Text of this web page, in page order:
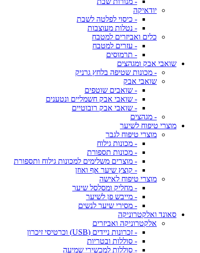
יודאיקה
- כיסוי לפלטה לשבת
- נטלות מעוצבות
כלים ואביזרים למטבח
- עזרים למטבח
- תרמוסים
שואבי אבק ומגהצים
- מכונות שטיפה בלחץ גרניק
שואבי אבק
- שואבים שוטפים
- שואבי אבק חשמליים ונטענים
- שואבי אבק רובוטיים
- מגהצים
מוצרי טיפוח לשיער
מוצרי טיפוח לגבר
- מכונות גילוח
- מכונות תספורת
- מוצרים משלימים למכונות גילוח ותספורת
- קוצץ שיער אף ואוזן
מוצרי טיפוח לאישה
- מחליק ומסלסל שיער
- מייבש פן לשיער
- מסירי שיער לנשים
סאונד ואלקטרוניקה
אלקטרוניקה ואביזרים
- זכרונות ניידים (USB) וכרטיסי זיכרון
- סוללות ובטריות
- סוללות למכשירי שמיעה